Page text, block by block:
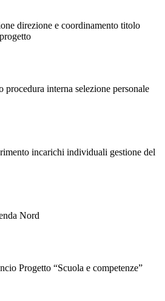
direzione e coordinamento titolo
interna selezione personale
incarichi individuali gestione del
Nord
Progetto “Scuola e competenze”